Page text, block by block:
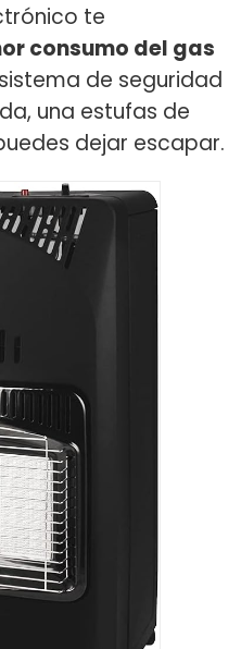
te
consumo del gas
de seguridad
una estufas de
dejar escapar.